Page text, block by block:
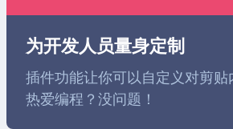
为开发人员量身定制
插件功能让你可以自定义对剪
热爱编程？没问题！